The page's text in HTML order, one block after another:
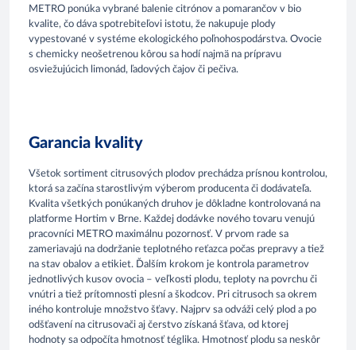
METRO ponúka vybrané balenie citrónov a pomarančov v bio
kvalite, čo dáva spotrebiteľovi istotu, že nakupuje plody
vypestované v systéme ekologického poľnohospodárstva. Ovocie
s chemicky neošetrenou kôrou sa hodí najmä na prípravu
osviežujúcich limonád, ľadových čajov či pečiva.
Garancia kvality
Všetok sortiment citrusových plodov prechádza prísnou kontrolou,
ktorá sa začína starostlivým výberom producenta či dodávateľa.
Kvalita všetkých ponúkaných druhov je dôkladne kontrolovaná na
platforme Hortim v Brne. Každej dodávke nového tovaru venujú
pracovníci METRO maximálnu pozornosť. V prvom rade sa
zameriavajú na dodržanie teplotného reťazca počas prepravy a tiež
na stav obalov a etikiet. Ďalším krokom je kontrola parametrov
jednotlivých kusov ovocia – veľkosti plodu, teploty na povrchu či
vnútri a tiež prítomnosti plesní a škodcov. Pri citrusoch sa okrem
iného kontroluje množstvo šťavy. Najprv sa odváži celý plod a po
odšťavení na citrusovači aj čerstvo získaná šťava, od ktorej
hodnoty sa odpočíta hmotnosť téglika. Hmotnosť plodu sa neskôr